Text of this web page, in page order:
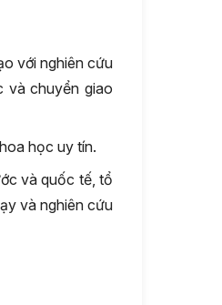
với nghiên cứu
và chuyển giao
học uy tín.
và quốc tế, tổ
và nghiên cứu